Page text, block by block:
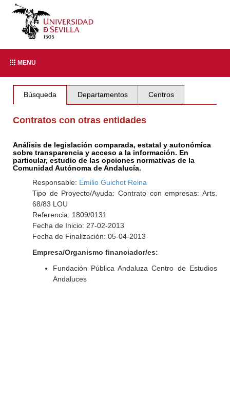
MENU
Búsqueda Departamentos Centros
Contratos con otras entidades
Análisis de legislación comparada, estatal y autonómica
sobre transparencia y acceso a la información. En
particular, estudio de las opciones normativas de la
Comunidad Autónoma de Andalucía.
Responsable: Emilio Guichot Reina
Tipo de Proyecto/Ayuda: Contrato con empresas: Arts.
68/83 LOU
Referencia: 1809/0131
Fecha de Inicio: 27-02-2013
Fecha de Finalización: 05-04-2013
Empresa/Organismo financiador/es:
Fundación Pública Andaluza Centro de Estudios
Andaluces